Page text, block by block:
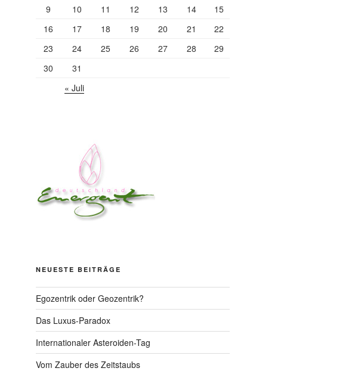
9
10 11 12 13 14
15
16
17 18 19 20 21
22
23
24 25 26 27 28
29
30
31
« Juli
NEUESTE BEITRÄGE
Egozentrik oder Geozentrik?
Das Luxus-Paradox
Internationaler Asteroiden-Tag
Vom Zauber des Zeitstaubs